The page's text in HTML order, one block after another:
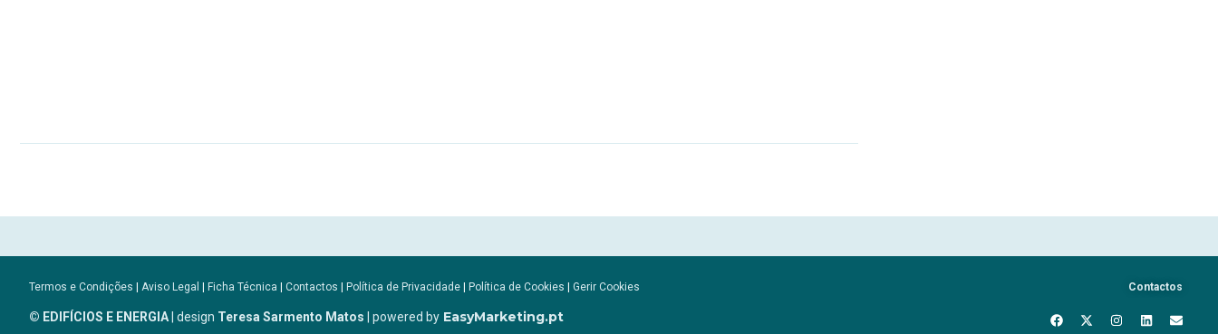
Termos e Condições | Aviso Legal | Ficha Técnica | Contactos | Política de Privacidade | Política de Cookies | Gerir Cookies
© EDIFÍCIOS E ENERGIA| design Teresa Sarmento Matos | powered by EasyMarketing.pt
Contactos